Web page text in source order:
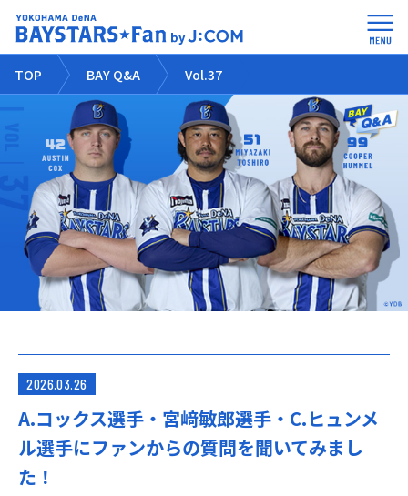
TOP BAY Q&A Vol.37
2026.03.26
A.コックス選手・宮﨑敏郎選手・C.ヒュンメ
ル選手にファンからの質問を聞いてみまし
た！